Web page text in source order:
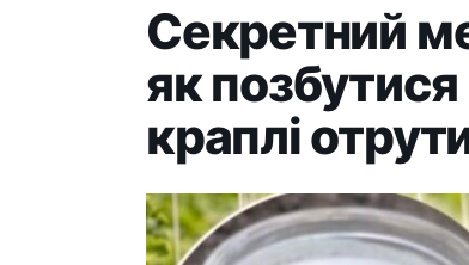
Секретний
як
краплі